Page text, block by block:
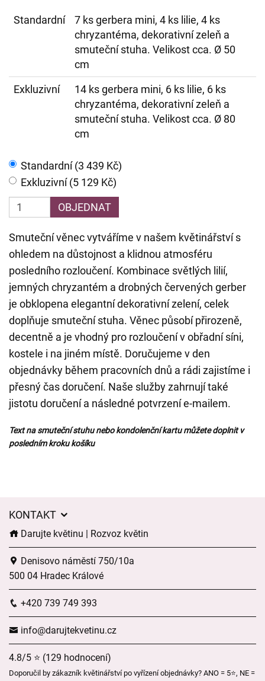
Standardní
7 ks gerbera mini, 4 ks lilie, 4 ks
chryzantéma, dekorativní zeleň a
smuteční stuha. Velikost cca. Ø 50
cm
Exkluzivní
14 ks gerbera mini, 6 ks lilie, 6 ks
chryzantéma, dekorativní zeleň a
smuteční stuha. Velikost cca. Ø 80
cm
Standardní (3 439 Kč)
Exkluzivní (5 129 Kč)
OBJEDNAT
Smuteční věnec vytváříme v našem květinářství s
ohledem na důstojnost a klidnou atmosféru
posledního rozloučení. Kombinace světlých lilií,
jemných chryzantém a drobných červených gerber
je obklopena elegantní dekorativní zelení, celek
doplňuje smuteční stuha. Věnec působí přirozeně,
decentně a je vhodný pro rozloučení v obřadní síni,
kostele i na jiném místě. Doručujeme v den
objednávky během pracovních dnů a rádi zajistíme i
přesný čas doručení. Naše služby zahrnují také
jistotu doručení a následné potvrzení e-mailem.
Text na smuteční stuhu nebo kondolenční kartu můžete doplnit v
posledním kroku košíku
KONTAKT
Darujte květinu | Rozvoz květin
Denisovo náměstí 750/10a
500 04 Hradec Králové
+420 739 749 393
info@darujtekvetinu.cz
4.8/5 ⭐ (129 hodnocení)
Doporučil by zákazník květinářství po vyřízení objednávky? ANO = 5⭐, NE =